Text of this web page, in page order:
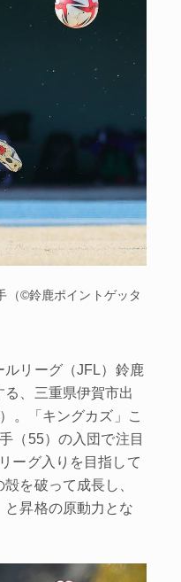
（©鈴鹿ポイントゲッタ
リーグ（JFL）鈴鹿
、三重県伊賀市出
。「キングカズ」こ
（55）の入団で注目
ーグ入りを目指して
を破って成長し、
昇格の原動力とな